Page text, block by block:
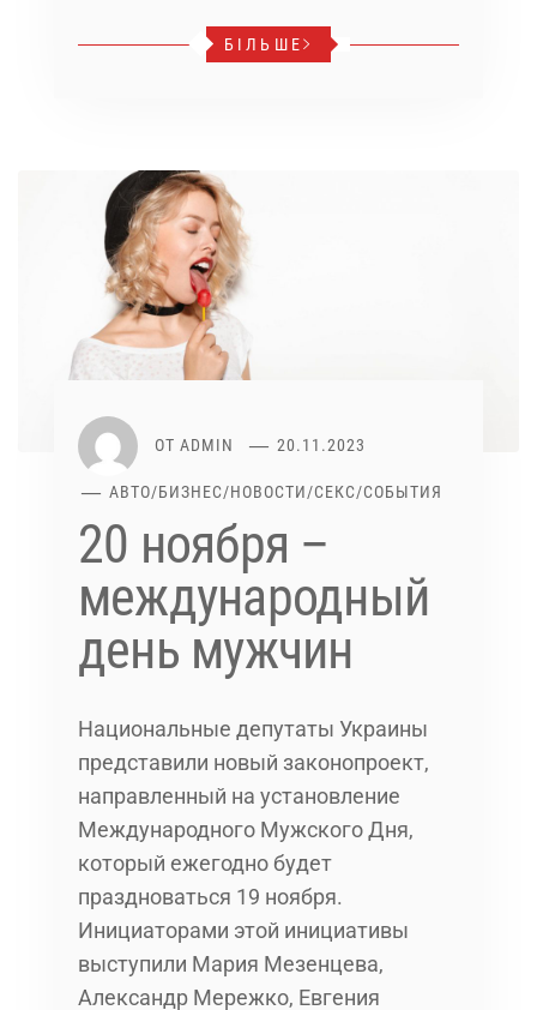
БІЛЬШЕ
ОТ ADMIN 20.11.2023
АВТО/БИЗНЕС/НОВОСТИ/СЕКС/СОБЫТИЯ
20 ноября –
международный
день мужчин
Национальные депутаты Украины
представили новый законопроект,
направленный на установление
Международного Мужского Дня,
который ежегодно будет
праздноваться 19 ноября.
Инициаторами этой инициативы
выступили Мария Мезенцева,
Александр Мережко, Евгения